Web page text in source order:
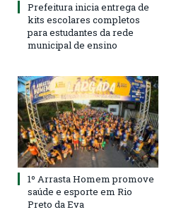
Prefeitura inicia entrega de
kits escolares completos
para estudantes da rede
municipal de ensino
1º Arrasta Homem promove
saúde e esporte em Rio
Preto da Eva